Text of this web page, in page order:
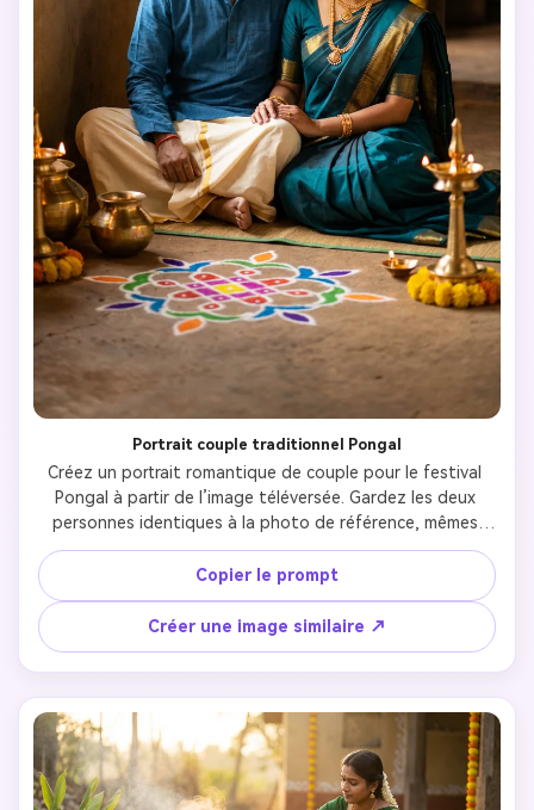
Portrait couple traditionnel Pongal
Créez un portrait romantique de couple pour le festival
Pongal à partir de l’image téléversée. Gardez les deux
personnes identiques à la photo de référence, mêmes
traits et expressions. L’homme porte veshti crème ou
blanc (dhoti) avec chemise ou kurta colorée simple. La
femme porte un sari de soie élégant en couleurs riches
(vert-bleu ou vert) à bordure dorée et bijoux
traditionnels. Ils sont assis ensemble au sol dans une
maison sud-indienne traditionnelle aux murs rustiques.
Décor : guirlandes de soucis, kolam au sol, pots en laiton,
lampes et autres décorations Pongal. Lumière naturelle,
ombres douces, ambiance chaleureuse. Faible profondeur
de champ, couple net, arrière-plan flou. Photo de couple
cinématographique, esthétique Instagram aux tons
Copier le prompt
Créer une image similaire ↗